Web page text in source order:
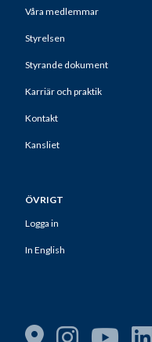
Våra medlemmar
Styrelsen
Styrande dokument
Karriär och praktik
Kontakt
Kansliet
ÖVRIGT
Logga in
In English